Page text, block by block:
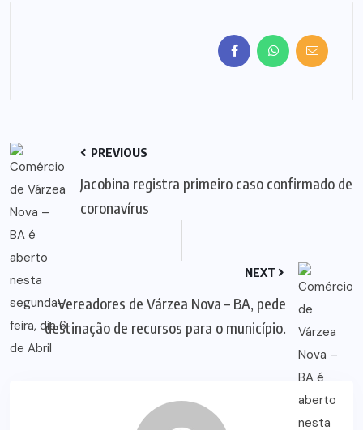
PREVIOUS
Jacobina registra primeiro caso confirmado de
coronavírus
NEXT
Vereadores de Várzea Nova – BA, pede
destinação de recursos para o município.